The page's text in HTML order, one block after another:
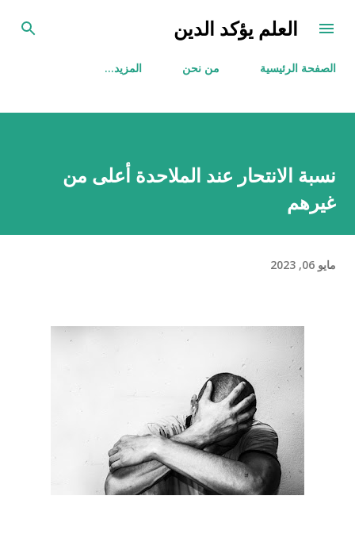
التخطي إلى المحتوى الرئيسي
العلم يؤكد الدين
الصفحة الرئيسية من نحن ‏المزيد…
نسبة الانتحار عند الملاحدة أعلى من
غيرهم
مايو 06, 2023